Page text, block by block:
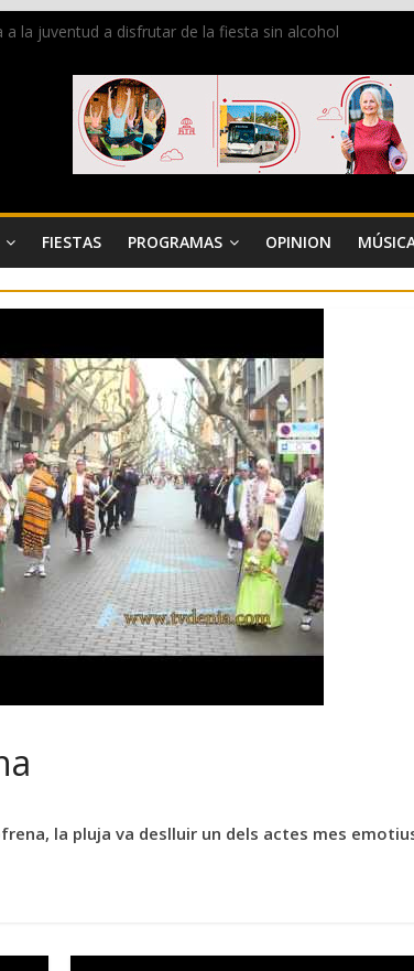
a la juventud a disfrutar de la fiesta sin alcohol
ambiente la calle Marqués de Campo con la recepción
reunirá durante agosto a figuras nacionales e
reciben las llaves de la ciudad y dan inicio a las fiestas
FIESTAS PROGRAMAS OPINION
la pluja va deslluir un dels actes mes